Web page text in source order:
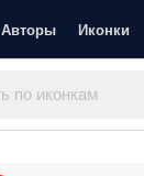
Авторы Иконки